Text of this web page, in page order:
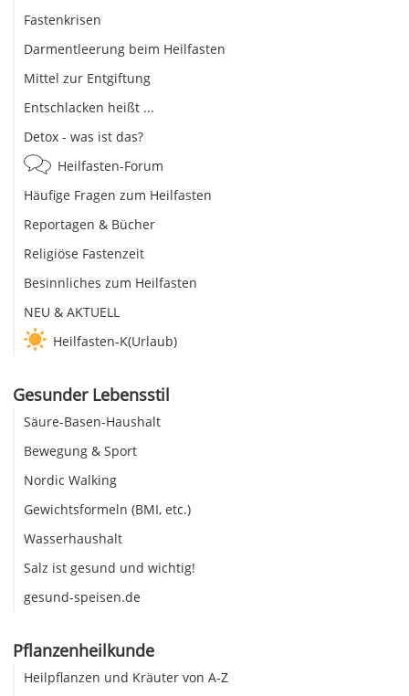
Fastenkrisen
Darmentleerung beim Heilfasten
Mittel zur Entgiftung
Entschlacken heißt ...
Detox - was ist das?
Heilfasten-Forum
Häufige Fragen zum Heilfasten
Reportagen & Bücher
Religiöse Fastenzeit
Besinnliches zum Heilfasten
NEU & AKTUELL
Heilfasten-K(Urlaub)
Gesunder Lebensstil
Säure-Basen-Haushalt
Bewegung & Sport
Nordic Walking
Gewichtsformeln (BMI, etc.)
Wasserhaushalt
Salz ist gesund und wichtig!
gesund-speisen.de
Pflanzenheilkunde
Heilpflanzen und Kräuter von A-Z